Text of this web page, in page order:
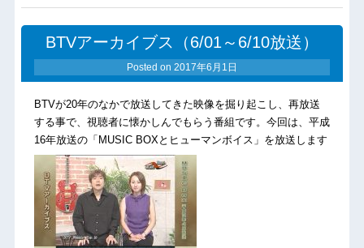
BTVアーカイブス（6/01～6/10放送）
Posted on 2017年6月1日
BTVが20年のなかで放送してきた映像を掘り起こし、再放送
する事で、視聴者に懐かしんでもらう番組です。今回は、平成
16年放送の「MUSIC BOXとヒューマンボイス」を放送します